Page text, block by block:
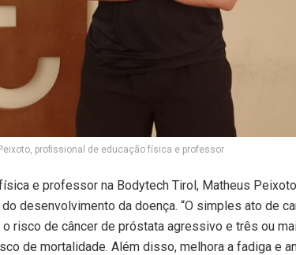
profissional de educação física e professor
e professor na Bodytech Tirol, Matheus
desenvolvimento da doença. “O simples ato de
risco de câncer de próstata agressivo e três ou
de mortalidade. Além disso, melhora a fadiga e